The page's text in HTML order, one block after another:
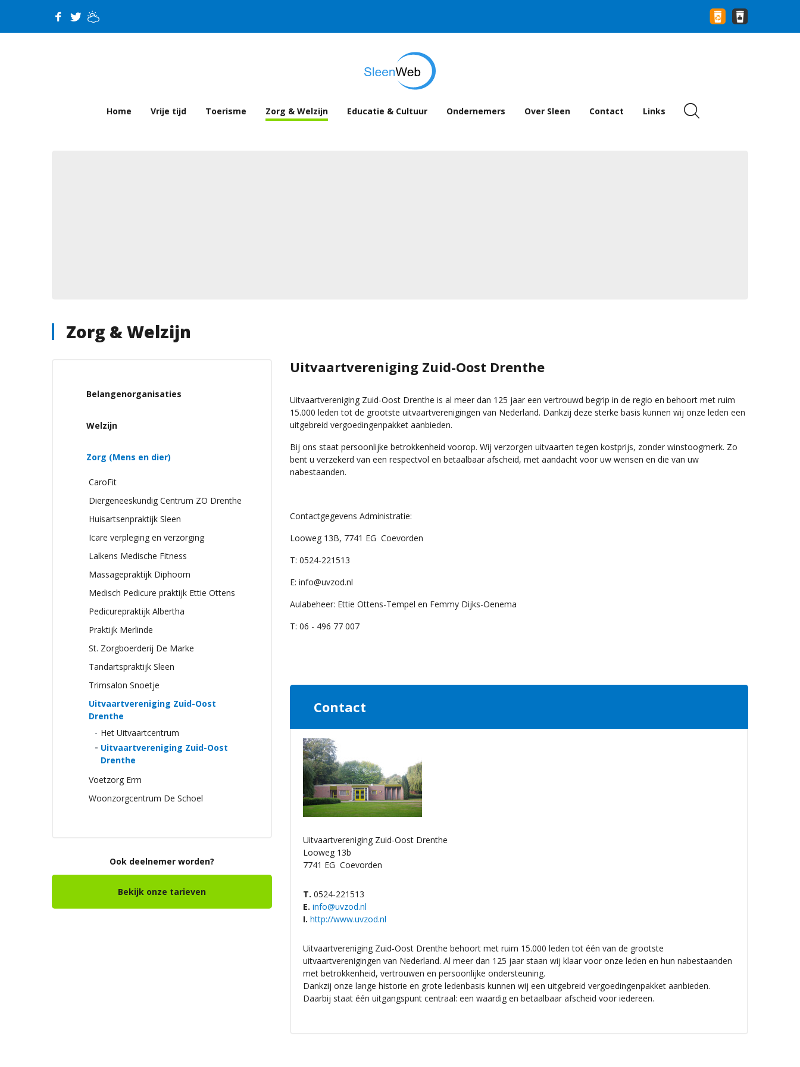
Home Vrije tijd Toerisme Zorg & Welzijn Educatie & Cultuur Ondernemers Over Sleen Contact Links
Zorg & Welzijn
Belangenorganisaties
Welzijn
Zorg (Mens en dier)
CaroFit
Diergeneeskundig Centrum ZO Drenthe
Huisartsenpraktijk Sleen
Icare verpleging en verzorging
Lalkens Medische Fitness
Massagepraktijk Diphoorn
Medisch Pedicure praktijk Ettie Ottens
Pedicurepraktijk Albertha
Praktijk Merlinde
St. Zorgboerderij De Marke
Tandartspraktijk Sleen
Trimsalon Snoetje
Uitvaartvereniging Zuid-Oost
Drenthe
Het Uitvaartcentrum
Uitvaartvereniging Zuid-Oost
Drenthe
Voetzorg Erm
Woonzorgcentrum De Schoel
Ook deelnemer worden?
Bekijk onze tarieven
Uitvaartvereniging Zuid-Oost Drenthe
Uitvaartvereniging Zuid-Oost Drenthe is al meer dan 125 jaar een vertrouwd begrip in de regio en behoort met ruim
15.000 leden tot de grootste uitvaartverenigingen van Nederland. Dankzij deze sterke basis kunnen wij onze leden een
uitgebreid vergoedingenpakket aanbieden.
Bij ons staat persoonlijke betrokkenheid voorop. Wij verzorgen uitvaarten tegen kostprijs, zonder winstoogmerk. Zo
bent u verzekerd van een respectvol en betaalbaar afscheid, met aandacht voor uw wensen en die van uw
nabestaanden.
Contactgegevens Administratie:
Looweg 13B, 7741 EG Coevorden
T: 0524-221513
E: info@uvzod.nl
Aulabeheer: Ettie Ottens-Tempel en Femmy Dijks-Oenema
T: 06 - 496 77 007
Contact
Uitvaartvereniging Zuid-Oost Drenthe
Looweg 13b
7741 EG Coevorden
T. 0524-221513
E. info@uvzod.nl
I. http://www.uvzod.nl
Uitvaartvereniging Zuid-Oost Drenthe behoort met ruim 15.000 leden tot één van de grootste
uitvaartverenigingen van Nederland. Al meer dan 125 jaar staan wij klaar voor onze leden en hun nabestaanden
met betrokkenheid, vertrouwen en persoonlijke ondersteuning.
Dankzij onze lange historie en grote ledenbasis kunnen wij een uitgebreid vergoedingenpakket aanbieden.
Daarbij staat één uitgangspunt centraal: een waardig en betaalbaar afscheid voor iedereen.